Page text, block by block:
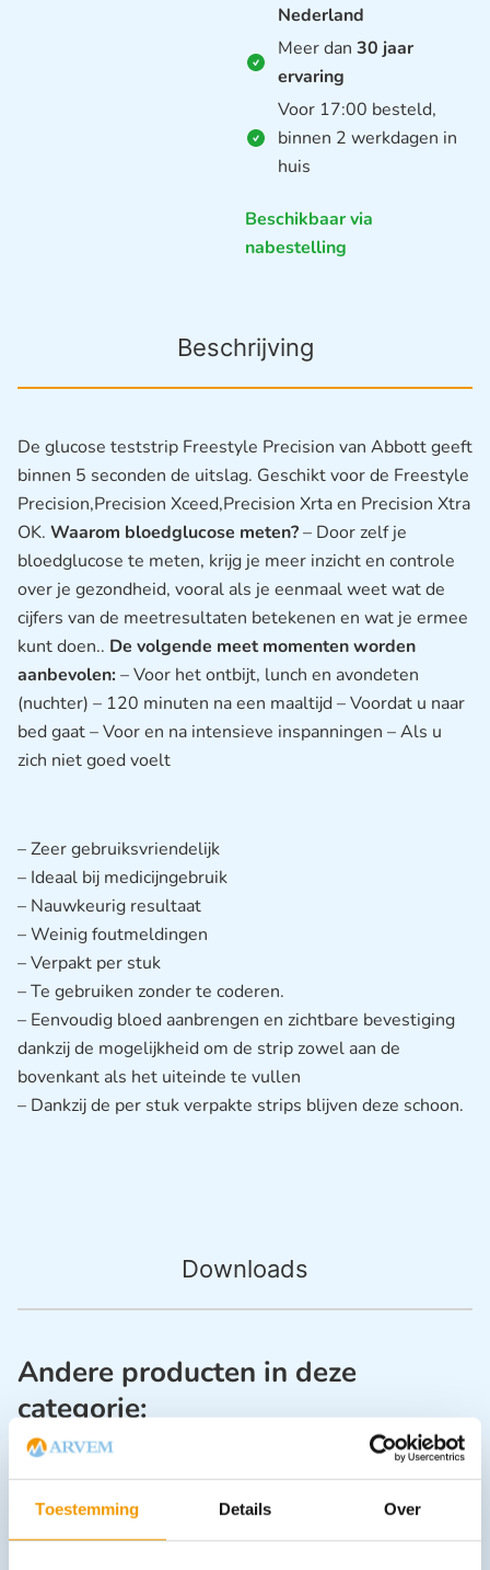
Toestemming Details Over
Nederland
Meer dan 30 jaar
ervaring
Voor 17:00 besteld,
binnen 2 werkdagen in
huis
Beschikbaar via
nabestelling
Beschrijving
Downloads
De glucose teststrip Freestyle Precision van Abbott geeft
binnen 5 seconden de uitslag. Geschikt voor de Freestyle
Precision,Precision Xceed,Precision Xrta en Precision Xtra
OK. Waarom bloedglucose meten?– Door zelf je
bloedglucose te meten, krijg je meer inzicht en controle
over je gezondheid, vooral als je eenmaal weet wat de
cijfers van de meetresultaten betekenen en wat je ermee
kunt doen.. De volgende meet momenten worden
aanbevolen:– Voor het ontbijt, lunch en avondeten
(nuchter) – 120 minuten na een maaltijd – Voordat u naar
bed gaat – Voor en na intensieve inspanningen – Als u
zich niet goed voelt
– Zeer gebruiksvriendelijk
– Ideaal bij medicijngebruik
– Nauwkeurig resultaat
– Weinig foutmeldingen
– Verpakt per stuk
– Te gebruiken zonder te coderen.
– Eenvoudig bloed aanbrengen en zichtbare bevestiging
dankzij de mogelijkheid om de strip zowel aan de
bovenkant als het uiteinde te vullen
– Dankzij de per stuk verpakte strips blijven deze schoon.
Andere producten in deze
categorie: